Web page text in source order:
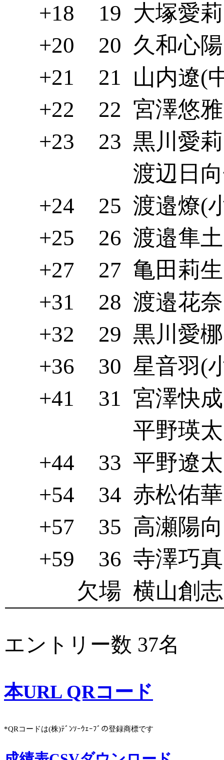
+18
19 大塚愛
+20
20 久和心
+21
21 山内遼(
+22
22 宮澤悠
+23
23 黒川愛
渡辺日
+24
25 渡邉燎(
+25
26 渡邉隼
+27
27 亀田莉
+31
28 渡邉花
+32
29 黒川愛
+36
30 星音羽(
+41
31 宮澤快
平野瑛
+44
33 平野遼
+54
34 赤松佑
+57
35 高瀬陽
+59
36 寺澤巧
欠場 横山創志
エントリー数 37名
本URL QRコード
*QRコードは(株)ﾃﾞﾝｿｰｳｪｰﾌﾞの登録商標です